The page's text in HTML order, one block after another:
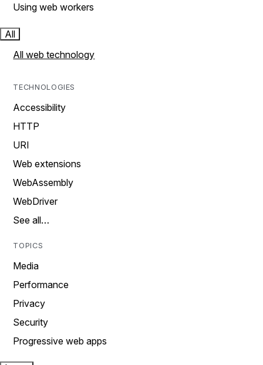
Using web workers
All
All web technology
TECHNOLOGIES
Accessibility
HTTP
URI
Web extensions
WebAssembly
WebDriver
See all…
TOPICS
Media
Performance
Privacy
Security
Progressive web apps